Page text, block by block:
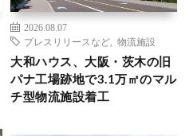
2026.08.07
プレスリリースなど
物流施設
大和ハウス、大阪・茨木の旧
パナ工場跡地で3.1万㎡のマル
チ型物流施設着工